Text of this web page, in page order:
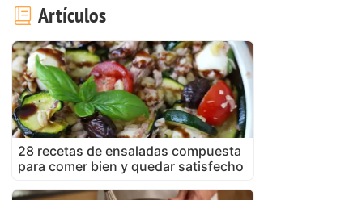
Artículos
28 recetas de ensaladas compuesta
para comer bien y quedar satisfecho